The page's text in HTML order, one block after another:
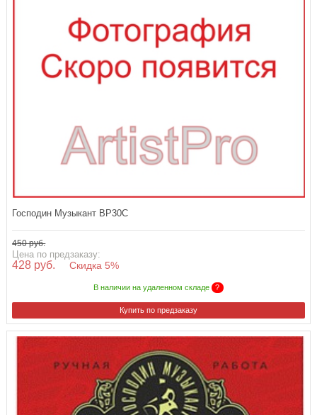
Господин Музыкант BP30C
450 руб.
Цена по предзаказу:
428 руб. Скидка 5%
В наличии на удаленном складе ?
Купить по предзаказу